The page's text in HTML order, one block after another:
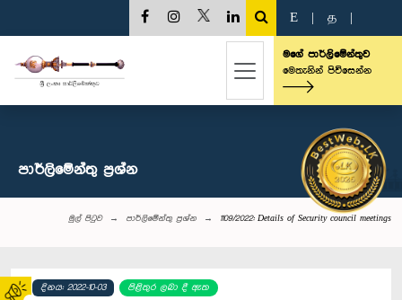
E த
මගේ පාර්ලිමේන්තුව
මෙතැනින් පිවිසෙන්න
පාර්ලි‌මේන්තු‌ ප්‍රශ්න
මුල් පිටුව පාර්ලි‌මේන්තු‌ ප්‍රශ්න 1109/2022: Details of Security council meetings
දිනය: 2022-10-03 පිළිතුර ලබා දී ඇත